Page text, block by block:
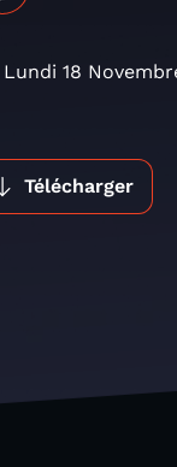
Lundi 18
Télécharger